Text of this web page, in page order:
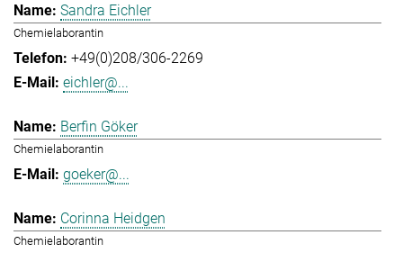
Sandra Eichler
Chemielaborantin
+49(0)208/306-2269
eichler@...
Berfin Göker
Chemielaborantin
goeker@...
Corinna Heidgen
Chemielaborantin